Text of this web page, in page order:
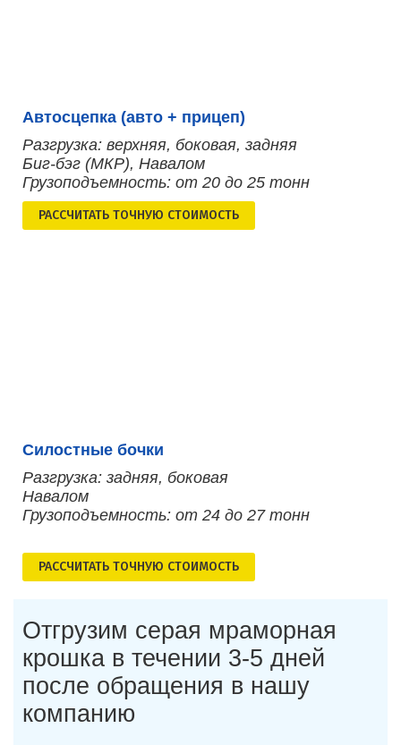
Автосцепка (авто + прицеп)
Разгрузка: верхняя, боковая, задняя
Биг-бэг (МКР), Навалом
Грузоподъемность: от 20 до 25 тонн
РАСCЧИТАТЬ ТОЧНУЮ СТОИМОСТЬ
Силостные бочки
Разгрузка: задняя, боковая
Навалом
Грузоподъемность: от 24 до 27 тонн
РАСCЧИТАТЬ ТОЧНУЮ СТОИМОСТЬ
Отгрузим серая мраморная
крошка в течении 3-5 дней
после обращения в нашу
компанию